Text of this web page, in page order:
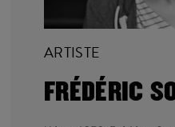
ARTISTE
FRÉDÉRIC